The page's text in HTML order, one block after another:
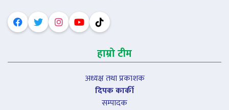
हाम्रो टीम
अध्यक्ष तथा प्रकाशक
दिपक कार्की
सम्पादक